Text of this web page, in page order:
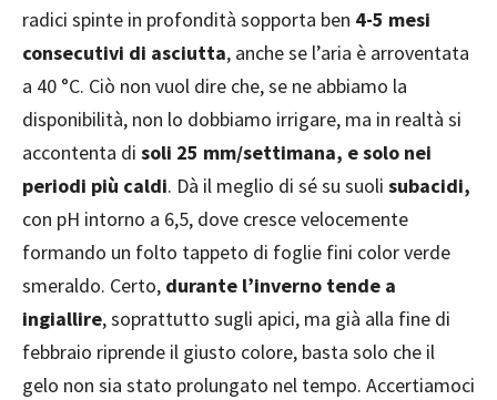
radici spinte in profondità sopporta ben 4-5 mesi
consecutivi di asciutta, anche se l’aria è arroventata
a 40 °C. Ciò non vuol dire che, se ne abbiamo la
disponibilità, non lo dobbiamo irrigare, ma in realtà si
accontenta di soli 25 mm/settimana, e solo nei
periodi più caldi. Dà il meglio di sé su suoli subacidi,
con pH intorno a 6,5, dove cresce velocemente
formando un folto tappeto di foglie fini color verde
smeraldo. Certo, durante l’inverno tende a
ingiallire, soprattutto sugli apici, ma già alla fine di
febbraio riprende il giusto colore, basta solo che il
gelo non sia stato prolungato nel tempo. Accertiamoci